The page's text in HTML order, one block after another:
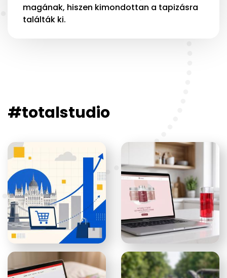
magának, hiszen kimondottan a tapizásra
találták ki.
#totalstudio